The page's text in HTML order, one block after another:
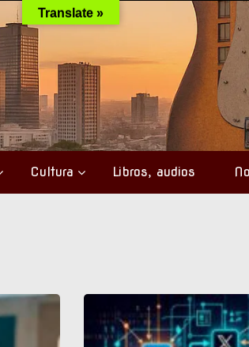
Cultura Libros, audios
Translate »